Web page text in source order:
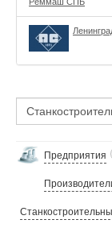
Предприятия